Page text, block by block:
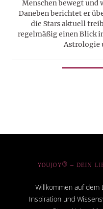
Menschen bewegt und
Daneben berichtet er
die Stars aktuell
regelmäßig einen Blick
Astrologie
YOUJOY® – DEIN
Willkommen auf dem
Inspiration und